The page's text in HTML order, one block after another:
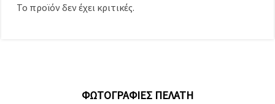
Το προϊόν δεν έχει κριτικές.
ΦΩΤΟΓΡΑΦΊΕΣ ΠΕΛΆΤΗ